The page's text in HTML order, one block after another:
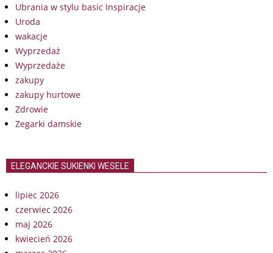
Ubrania w stylu basic Inspiracje
Uroda
wakacje
Wyprzedaż
Wyprzedaże
zakupy
zakupy hurtowe
Zdrowie
Zegarki damskie
ELEGANCKIE SUKIENKI WESELE
lipiec 2026
czerwiec 2026
maj 2026
kwiecień 2026